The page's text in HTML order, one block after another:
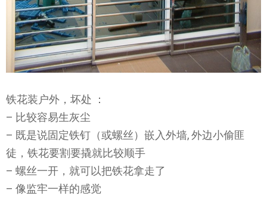
铁花装户外，坏处 ：
– 比较容易生灰尘
– 既是说固定铁钉（或螺丝）嵌入外墙, 外边小偷匪
徒，铁花要割要撬就比较顺手
– 螺丝一开，就可以把铁花拿走了
– 像监牢一样的感觉